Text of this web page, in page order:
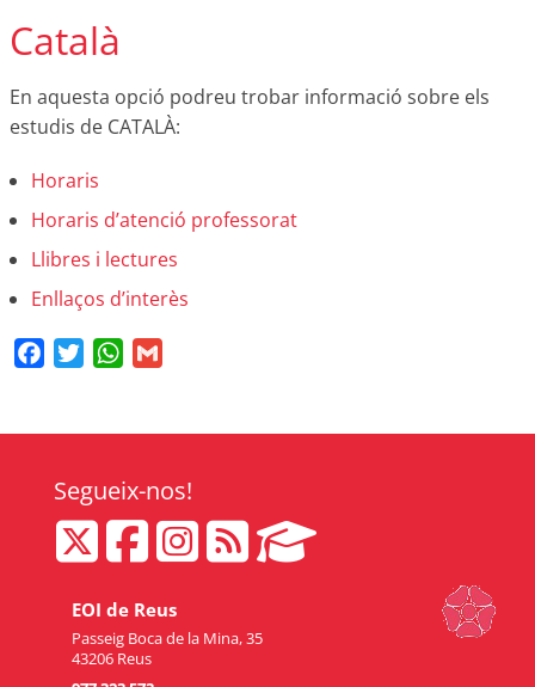
Català
En aquesta opció podreu trobar informació sobre els
estudis de CATALÀ:
Horaris
Horaris d’atenció professorat
Llibres i lectures
Enllaços d’interès
FacebookTwitterWhatsApp
Segueix-nos!
EOI de Reus
Passeig Boca de la Mina, 35
43206 Reus